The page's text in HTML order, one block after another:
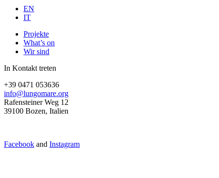
EN
IT
Projekte
What’s on
Wir sind
In Kontakt treten
+39 0471 053636
info@lungomare.org
Rafensteiner Weg 12
39100 Bozen, Italien
Facebook and Instagram